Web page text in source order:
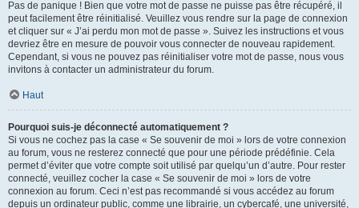
Pas de panique ! Bien que votre mot de passe ne puisse pas être récupéré, il
peut facilement être réinitialisé. Veuillez vous rendre sur la page de connexion
et cliquer sur « J’ai perdu mon mot de passe ». Suivez les instructions et vous
devriez être en mesure de pouvoir vous connecter de nouveau rapidement.
Cependant, si vous ne pouvez pas réinitialiser votre mot de passe, nous vous
invitons à contacter un administrateur du forum.
Haut
Pourquoi suis-je déconnecté automatiquement ?
Si vous ne cochez pas la case « Se souvenir de moi » lors de votre connexion
au forum, vous ne resterez connecté que pour une période prédéfinie. Cela
permet d’éviter que votre compte soit utilisé par quelqu’un d’autre. Pour rester
connecté, veuillez cocher la case « Se souvenir de moi » lors de votre
connexion au forum. Ceci n’est pas recommandé si vous accédez au forum
depuis un ordinateur public, comme une librairie, un cybercafé, une université,